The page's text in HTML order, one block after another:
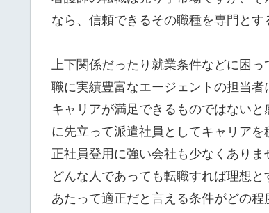
なら、信頼できるその職種を専門とす
上下関係だったり就業条件などに困
職に実績豊富なエージェントの担当者
キャリアが満足できるものではない
に先立って派遣社員としてキャリア
正社員登用に強い会社も少なくありま
どんな人であっても転職すれば理想
あたって適正だと言える条件がどの